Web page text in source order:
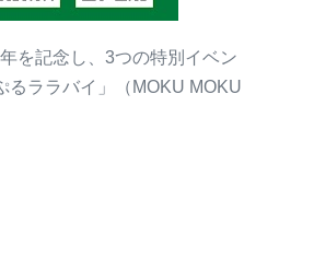
を記念し、3つの特別イベン
るララバイ」（MOKU MOKU